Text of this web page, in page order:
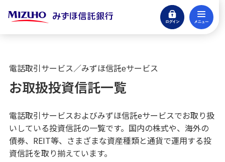
ログイン
閉じる
確定拠出年金
お取扱投資信託一覧
みずほ信託eサービス規定
みずほ信託eサービスに関するFAQ（よくあるご質
問）
電話取引サービス／みずほ信託eサービス
お取扱投資信託一覧
電話取引サービスおよびみずほ信託eサービスでお取り扱
いしている投資信託の一覧です。国内の株式や、海外の
債券、REIT等、さまざまな資産種類と通貨で運用する投
資信託を取り揃えています。